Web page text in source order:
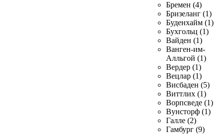
Бремен (4)
Бризеланг (1)
Буденхайм (1)
Бухгольц (1)
Вайден (1)
Ванген-им-
Алльгой (1)
Вердер (1)
Вецлар (1)
Висбаден (5)
Виттлих (1)
Ворпсведе (1)
Вунсторф (1)
Галле (2)
Гамбург (9)